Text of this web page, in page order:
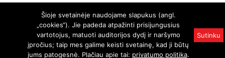
Šioje svetainėje naudojame slapukus (angl.
„cookies“). Jie padeda atpažinti prisijungusius
vartotojus, matuoti auditorijos dydį ir naršymo
įpročius; taip mes galime keisti svetainę, kad ji būtų
jums patogesnė. Plačiau apie tai: privatumo politika.
Sutinku